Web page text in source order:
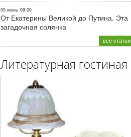
05 июнь 09:00
От Екатерины Великой до Путина. Эта
загадочная солянка
все статьи
Литературная гостиная